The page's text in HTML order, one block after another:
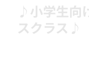
♪小学生向
スクラス♪